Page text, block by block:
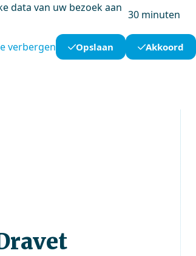
data van uw bezoek aan
30 minuten
verbergen Opslaan Akkoord